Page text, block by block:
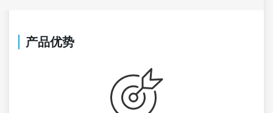
产品优势